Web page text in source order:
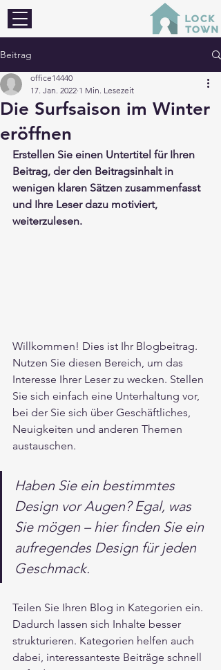
Beitrag
Die Surfsaison im Winter
eröffnen
office14440
17. Jan. 2022 1 Min. Lesezeit
Erstellen Sie einen Untertitel für Ihren
Beitrag, der den Beitragsinhalt in
wenigen klaren Sätzen zusammenfasst
und Ihre Leser dazu motiviert,
weiterzulesen.
Willkommen! Dies ist Ihr Blogbeitrag.
Nutzen Sie diesen Bereich, um das
Interesse Ihrer Leser zu wecken. Stellen
Sie sich einfach eine Unterhaltung vor,
bei der Sie sich über Geschäftliches,
Neuigkeiten und anderen Themen
austauschen.
Haben Sie ein bestimmtes
Design vor Augen? Egal, was
Sie mögen – hier finden Sie ein
aufregendes Design für jeden
Geschmack.
Teilen Sie Ihren Blog in Kategorien ein.
Dadurch lassen sich Inhalte besser
strukturieren. Kategorien helfen auch
dabei, interessanteste Beiträge schnell